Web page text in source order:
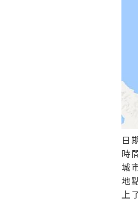
日
時
城
地
上